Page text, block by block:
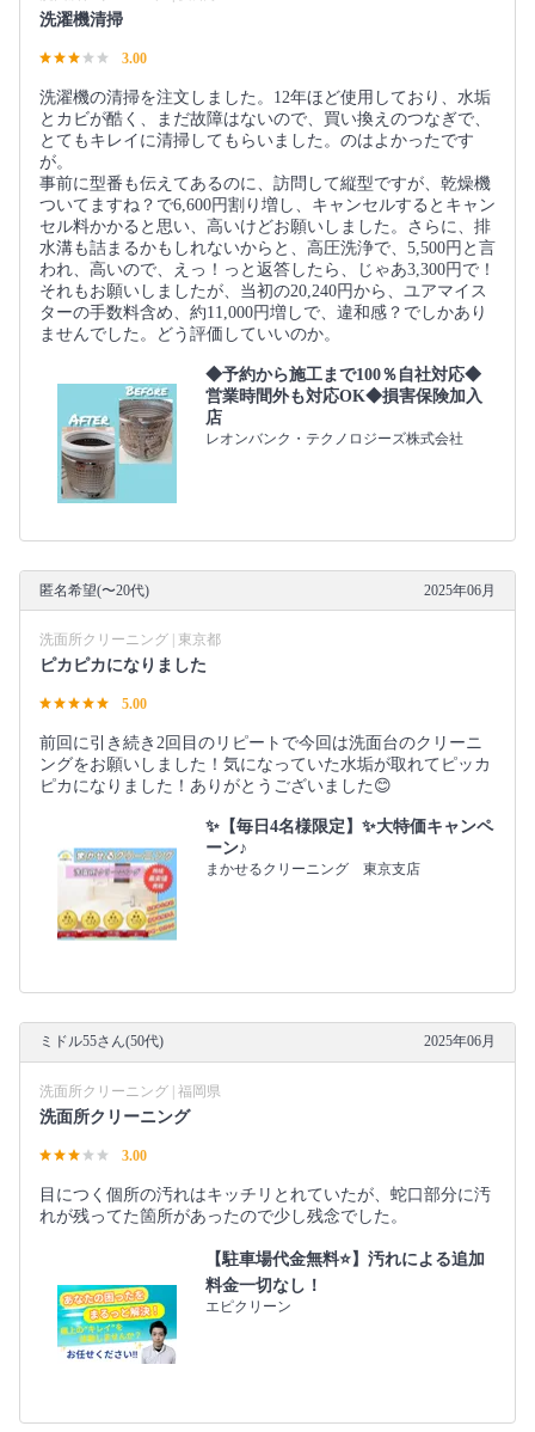
洗濯機清掃
3.00
洗濯機の清掃を注文しました。12年ほど使用しており、水垢
とカビが酷く、まだ故障はないので、買い換えのつなぎで、
とてもキレイに清掃してもらいました。のはよかったです
が。
事前に型番も伝えてあるのに、訪問して縦型ですが、乾燥機
ついてますね？で6,600円割り増し、キャンセルするとキャン
セル料かかると思い、高いけどお願いしました。さらに、排
水溝も詰まるかもしれないからと、高圧洗浄で、5,500円と言
われ、高いので、えっ！っと返答したら、じゃあ3,300円で！
それもお願いしましたが、当初の20,240円から、ユアマイス
ターの手数料含め、約11,000円増しで、違和感？でしかあり
ませんでした。どう評価していいのか。
◆予約から施工まで100％自社対応◆
営業時間外も対応OK◆損害保険加入
店
レオンバンク・テクノロジーズ株式会社
匿名希望(〜20代) 2025年06月
洗面所クリーニング | 東京都
ピカピカになりました
5.00
前回に引き続き2回目のリピートで今回は洗面台のクリーニ
ングをお願いしました！気になっていた水垢が取れてピッカ
ピカになりました！ありがとうございました😊
✨【毎日4名様限定】✨大特価キャンペ
ーン♪
まかせるクリーニング 東京支店
ミドル55さん(50代) 2025年06月
洗面所クリーニング | 福岡県
洗面所クリーニング
3.00
目につく個所の汚れはキッチリとれていたが、蛇口部分に汚
れが残ってた箇所があったので少し残念でした。
【駐車場代金無料⭐️】汚れによる追加
料金一切なし！
エピクリーン